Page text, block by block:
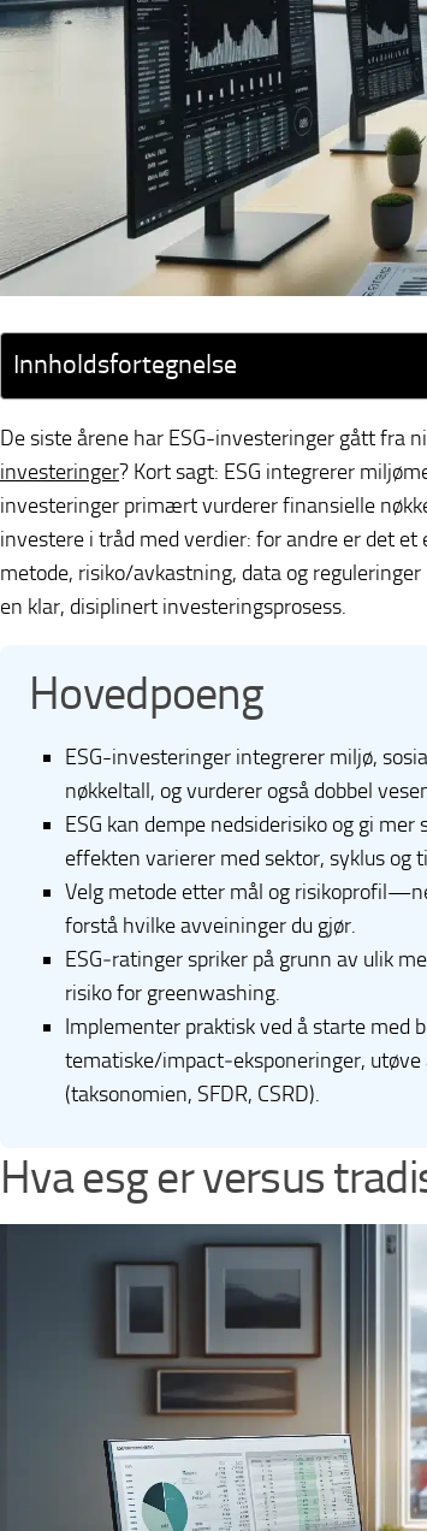
Innholdsfortegnelse
De siste årene har ESG-investeringer gått fra
investeringer? Kort sagt: ESG integrerer
investeringer primært vurderer finansielle
investere i tråd med verdier: for andre er det
metode, risiko/avkastning, data og
en klar, disiplinert investeringsprosess.
Hovedpoeng
ESG-investeringer integrerer miljø,
nøkkeltall, og vurderer også dobbel
ESG kan dempe nedsiderisiko og gi
effekten varierer med sektor, syklus og
Velg metode etter mål og
forstå hvilke avveininger du gjør.
ESG‑ratinger spriker på grunn av ulik
risiko for greenwashing.
Implementer praktisk ved å starte med
tematiske/impact‑eksponeringer,
(taksonomien, SFDR, CSRD).
Hva esg er versus